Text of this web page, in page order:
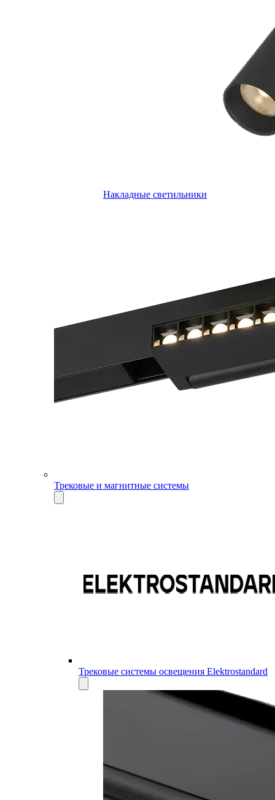
Накладные светильники
Трековые и магнитные системы
Трековые системы освещения Elektrostandard